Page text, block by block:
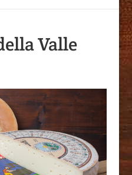
Valle